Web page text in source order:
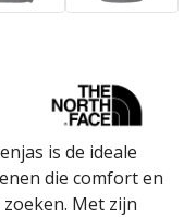
is de ideale
die comfort en
Met zijn